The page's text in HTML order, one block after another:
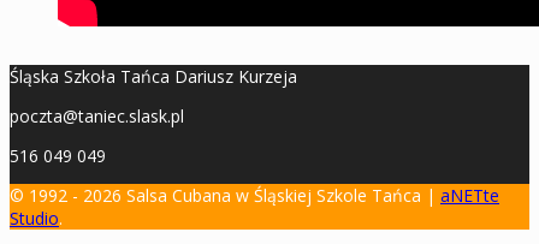
Śląska Szkoła Tańca Dariusz Kurzeja
poczta@taniec.slask.pl
516 049 049
© 1992 - 2026 Salsa Cubana w Śląskiej Szkole Tańca | aNETte
Studio.